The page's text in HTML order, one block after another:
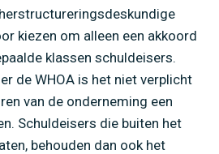
kiezen om alleen een akkoord
klassen schuldeisers.
de WHOA is het niet verplicht
van de onderneming een
Schuldeisers die buiten het
behouden dan ook het